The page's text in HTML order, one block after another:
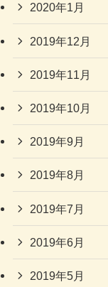
2020年1月
2019年12月
2019年11月
2019年10月
2019年9月
2019年8月
2019年7月
2019年6月
2019年5月